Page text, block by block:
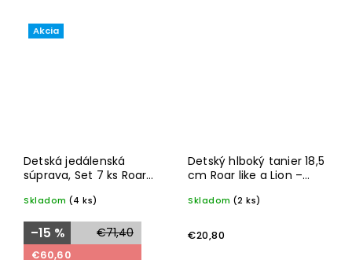
Akcia
Detská jedálenská
súprava, Set 7 ks Roar
Boch
Skladom (4 ks)
€71,40
–15 %
€60,60
Detský hlboký tanier 18,5
cm Roar like a Lion –
Skladom (2 ks)
€20,80